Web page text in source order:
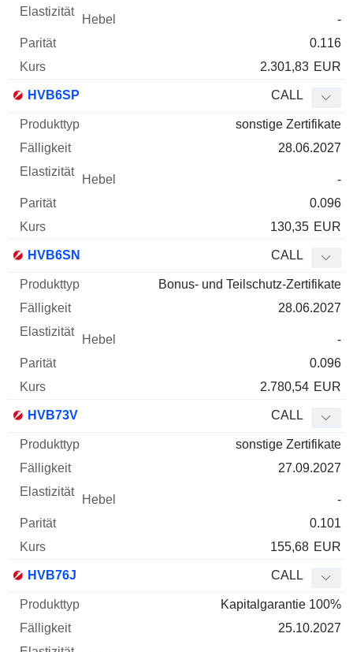
-
0.116
2.301,83 EUR
HVB6SP CALL
sonstige Zertifikate
28.06.2027
-
0.096
130,35 EUR
HVB6SN CALL
Bonus- und Teilschutz-Zertifikate
28.06.2027
-
0.096
2.780,54 EUR
HVB73V CALL
sonstige Zertifikate
27.09.2027
-
0.101
155,68 EUR
HVB76J CALL
Kapitalgarantie 100%
25.10.2027